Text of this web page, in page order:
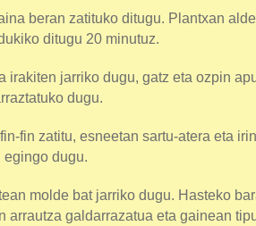
beran zatituko ditugu. Plantxan
ditugu 20 minutuz.
irakiten jarriko dugu, gatz eta ozpin
dugu.
fin zatitu, esneetan sartu-atera eta
egingo dugu.
molde bat jarriko dugu. Hasteko
arrautza galdarrazatua eta gainean